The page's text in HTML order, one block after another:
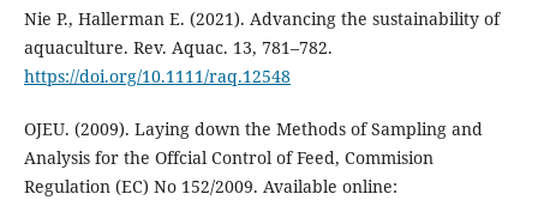
Nie P., Hallerman E. (2021). Advancing the sustainability of
aquaculture. Rev. Aquac. 13, 781–782.
https://doi.org/10.1111/raq.12548
OJEU. (2009). Laying down the Methods of Sampling and
Analysis for the Offcial Control of Feed, Commision
Regulation (EC) No 152/2009. Available online: